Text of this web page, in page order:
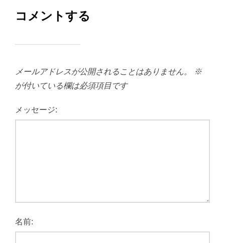
コメントする
メールアドレスが公開されることはありません。
※
が付いている欄は必須項目です
メッセージ:
名前: